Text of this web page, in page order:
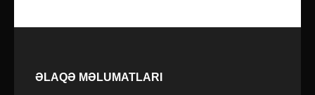
ƏLAQƏ MƏLUMATLARI